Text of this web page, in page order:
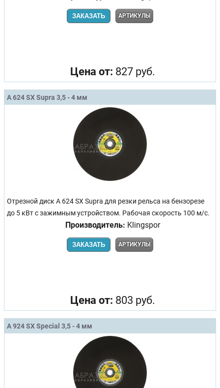
ЗАКАЗАТЬ АРТИКУЛЫ
Цена от: 827 руб.
A 624 SX Supra 3,5 - 4 мм
Отрезной диск A 624 SX Supra для резки рельса на бензорезе
до 5 кВт с зажимным устройством. Рабочая скорость 100 м/с.
Производитель: Klingspor
ЗАКАЗАТЬ АРТИКУЛЫ
Цена от: 803 руб.
A 924 SX Special 3,5 - 4 мм